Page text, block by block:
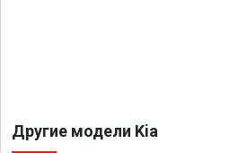
Другие модели Kia